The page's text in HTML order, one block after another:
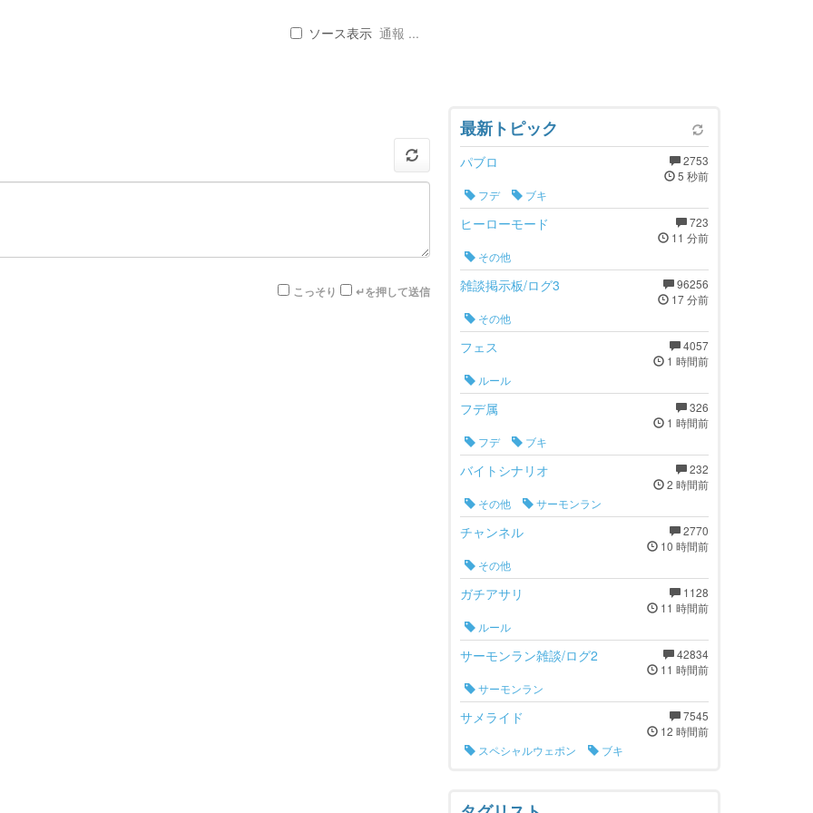
ソース表示 通報 ...
こっそり ↵を押して送信
最新トピック
2753
5 秒前
パブロ
フデ
ブキ
723
11 分前
ヒーローモード
その他
96256
17 分前
雑談掲示板/ログ3
その他
4057
1 時間前
フェス
ルール
326
1 時間前
フデ属
フデ
ブキ
232
2 時間前
バイトシナリオ
その他
サーモンラン
2770
10 時間前
チャンネル
その他
1128
11 時間前
ガチアサリ
ルール
42834
11 時間前
サーモンラン雑談/ログ2
サーモンラン
7545
12 時間前
サメライド
スペシャルウェポン ブキ